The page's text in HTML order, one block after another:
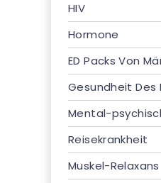
HIV
Hormone
ED Packs Von
Gesundheit Des
Mental-
Reisekrankheit
Muskel-Relaxans